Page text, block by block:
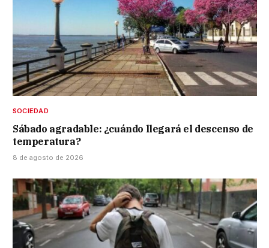
SOCIEDAD
Sábado agradable: ¿cuándo llegará el descenso de
temperatura?
8 de agosto de 2026